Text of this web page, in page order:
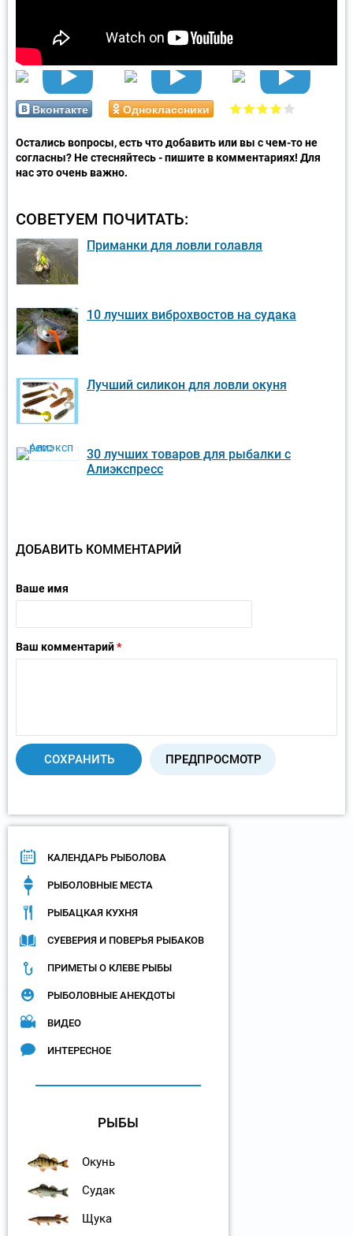
Вконтакте Одноклассники
Остались вопросы, есть что добавить или вы с чем-то не
согласны? Не стесняйтесь - пишите в комментариях! Для
нас это очень важно.
СОВЕТУЕМ ПОЧИТАТЬ:
Приманки для ловли голавля
10 лучших виброхвостов на судака
Лучший силикон для ловли окуня
30 лучших товаров для рыбалки с
Алиэкспресс
ДОБАВИТЬ КОММЕНТАРИЙ
Ваше имя
Ваш комментарий*
КАЛЕНДАРЬ РЫБОЛОВА
РЫБОЛОВНЫЕ МЕСТА
РЫБАЦКАЯ КУХНЯ
СУЕВЕРИЯ И ПОВЕРЬЯ РЫБАКОВ
ПРИМЕТЫ О КЛЕВЕ РЫБЫ
РЫБОЛОВНЫЕ АНЕКДОТЫ
ВИДЕО
ИНТЕРЕСНОЕ
РЫБЫ
Окунь
Судак
Щука